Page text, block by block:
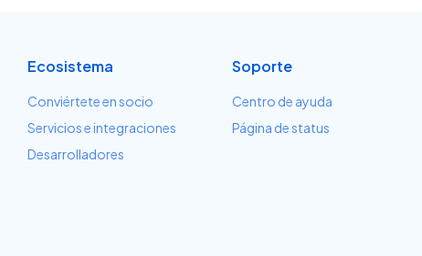
Ecosistema
Conviértete en socio
Servicios e integraciones
Desarrolladores
Soporte
Centro de ayuda
Página de status